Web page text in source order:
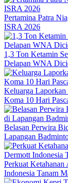
Pertamina Patra
ISRA 2026
1,3 Ton Ketamin
Delapan WNA
Keluarga
Koma 10 Hari
Belasan Perwira
Lapangan
Perkuat
Indonesia Tanam